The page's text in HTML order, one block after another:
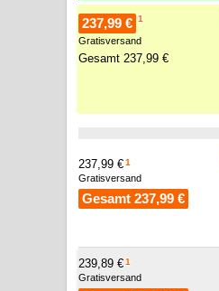
237,99 € 1
Gratisversand
Gesamt 237,99 €
237,99 €1
Gratisversand
Gesamt 237,99 €
239,89 €1
Gratisversand